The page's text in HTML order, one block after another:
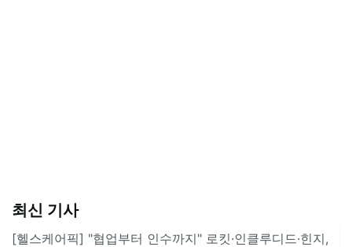
최신 기사
[헬스케어픽] "협업부터 인수까지" 로킷·인클루디드·힌지,